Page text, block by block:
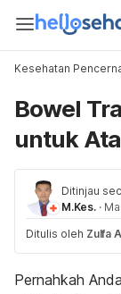
Kesehatan
Bowel
untuk
Ditinjau
M.Kes. ·
Ditulis oleh Zulfa
Pernahkah